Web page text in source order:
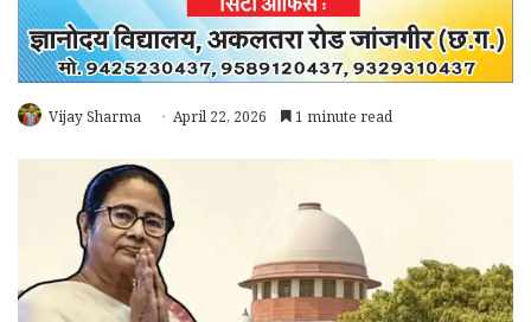
Vijay Sharma April 22, 2026 1 minute read